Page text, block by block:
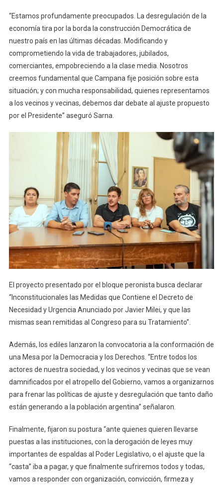
“Estamos profundamente preocupados. La desregulación de la
economía tira por la borda la construcción Democrática de
nuestro país en las últimas décadas. Modificando y
comprometiendo la vida de trabajadores, jubilados,
comerciantes, empobreciendo a la clase media. Nosotros
creemos fundamental que Campana fije posición sobre esta
situación; y con mucha responsabilidad, quienes representamos
a los vecinos y vecinas, debemos dar debate al ajuste propuesto
por el Presidente” aseguró Sarna.
El proyecto presentado por el bloque peronista busca declarar
“Inconstitucionales las Medidas que Contiene el Decreto de
Necesidad y Urgencia Anunciado por Javier Milei, y que las
mismas sean remitidas al Congreso para su Tratamiento”.
Además, los ediles lanzaron la convocatoria a la conformación de
una Mesa por la Democracia y los Derechos. “Entre todos los
actores de nuestra sociedad, y los vecinos y vecinas que se vean
damnificados por el atropello del Gobierno, vamos a organizarnos
para frenar las políticas de ajuste y desregulación que tanto daño
están generando a la población argentina” señalaron.
Finalmente, fijaron su postura “ante quienes quieren llevarse
puestas a las instituciones, con la derogación de leyes muy
importantes de espaldas al Poder Legislativo, o el ajuste que la
“casta” iba a pagar, y que finalmente sufriremos todos y todas,
vamos a responder con organización, convicción, firmeza y